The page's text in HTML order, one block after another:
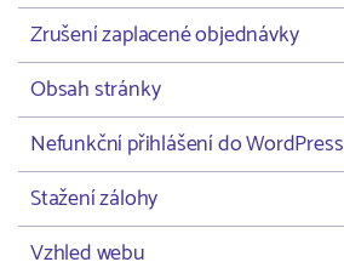
Zrušení zaplacené objednávky
Obsah stránky
Nefunkční přihlášení do WordPress
Stažení zálohy
Vzhled webu